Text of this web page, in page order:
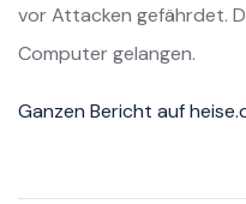
vor Attacken gefährdet.
Computer gelangen.
Ganzen Bericht auf